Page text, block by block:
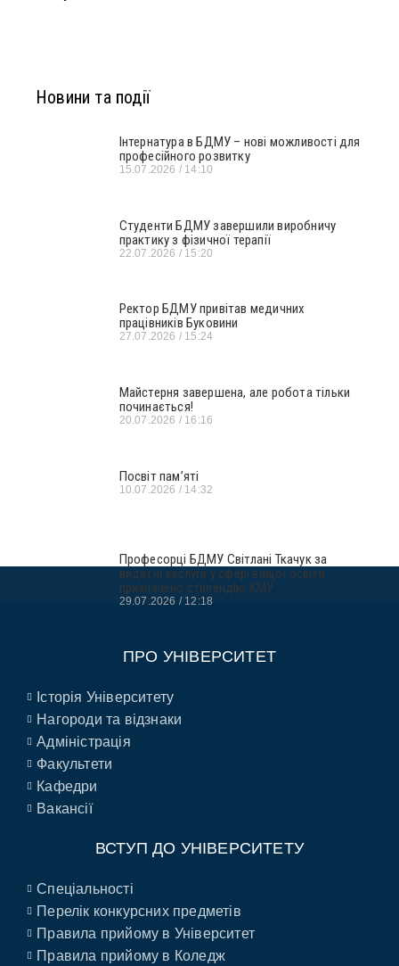
Новини та події
Інтернатура в БДМУ – нові можливості для
професійного розвитку
15.07.2026 14:10
Студенти БДМУ завершили виробничу
практику з фізичної терапії
22.07.2026 15:20
Ректор БДМУ привітав медичних
працівників Буковини
27.07.2026 15:24
Майстерня завершена, але робота тільки
починається!
20.07.2026 16:16
Посвіт пам’яті
10.07.2026 14:32
Професорці БДМУ Світлані Ткачук за
видатні заслуги у сфері вищої освіти
призначено стипендію КМУ
29.07.2026 12:18
ПРО УНІВЕРСИТЕТ
Історія Університету
Нагороди та відзнаки
Адміністрація
Факультети
Кафедри
Вакансії
ВСТУП ДО УНІВЕРСИТЕТУ
Спеціальності
Перелік конкурсних предметів
Правила прийому в Університет
Правила прийому в Коледж